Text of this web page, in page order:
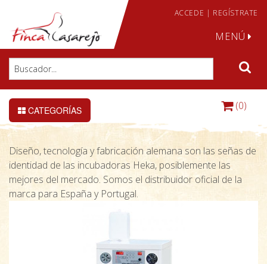
ACCEDE | REGÍSTRATE
MENÚ
CATEGORÍAS (0)
Diseño, tecnología y fabricación alemana son las señas de
identidad de las incubadoras Heka, posiblemente las
mejores del mercado. Somos el distribuidor oficial de la
marca para España y Portugal.